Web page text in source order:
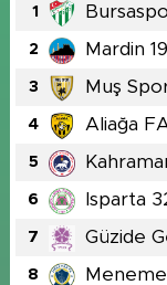
1
2 Mardin
3 Muş
4 Aliağa
5
6 Isparta
7 Güzide
8